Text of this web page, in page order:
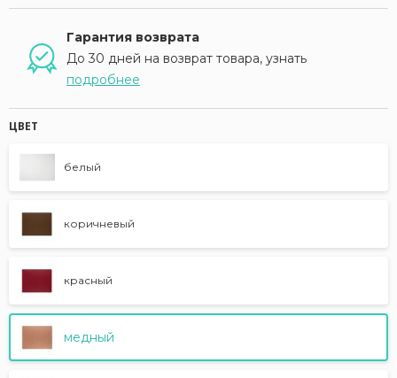
Гарантия возврата
До 30 дней на возврат товара, узнать
подробнее
ЦВЕТ
белый
коричневый
красный
медный